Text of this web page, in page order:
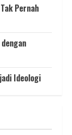
Pernah
Ideologi